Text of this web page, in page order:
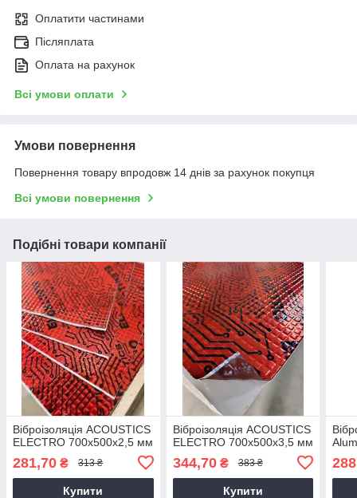
Оплатити частинами
Післяплата
Оплата на рахунок
Всі умови оплати
Умови повернення
Повернення товару впродовж 14 днів за рахунок покупця
Всі умови повернення
Подібні товари компанії
Віброізоляція ACOUSTICS
ELECTRO 700x500x2,5 мм
281,70 ₴ 313 ₴
Купити
Віброізоляція ACOUSTICS
ELECTRO 700x500x3,5 мм
344,70₴ 383 ₴
Купити
288